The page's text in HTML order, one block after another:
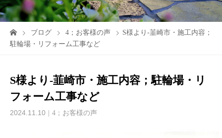
ブログ 4；お客様の声
S様より-韮崎市・施工内容；
駐輪場・リフォーム工事など
S様より-韮崎市・施工内容；駐輪場・リ
フォーム工事など
2024.11.10 4；お客様の声